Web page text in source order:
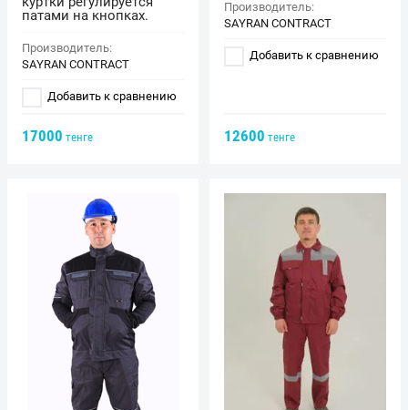
патами на кнопках.
Производитель:
SAYRAN CONTRACT
Добавить к сравнению
17000 тенге
Производитель:
SAYRAN CONTRACT
Добавить к сравнению
12600 тенге